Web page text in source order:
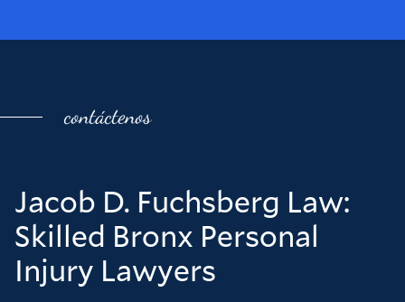
familia y que estaban realmente interesados
en cómo podrían ayudar a nuestra situación.
trataron con nosotros y confiamos en que los
consejos que nos dieron siempre fueron
equilibrados y redundaron en beneficio de
nuestros intereses. Quedamos muy
satisfechos con el resultado que la empresa
contáctenos
Jacob D. Fuchsberg Law:
Skilled Bronx Personal
Injury Lawyers